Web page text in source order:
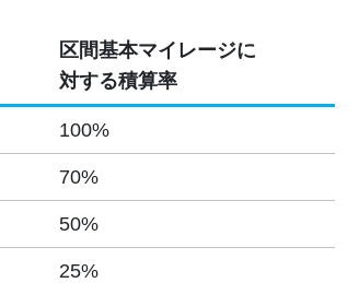
区間基本マイレージに
対する積算率
100%
70%
50%
25%